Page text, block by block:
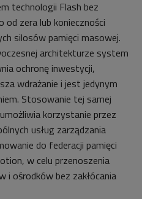
technologii Flash bez
zera lub konieczności
silosów pamięci masowej.
architekturze system
ochronę inwestycji,
wdrażanie i jest jedynym
Stosowanie tej samej
korzystanie przez
usług zarządzania
do federacji pamięci
w celu przenoszenia
i ośrodków bez zakłócania